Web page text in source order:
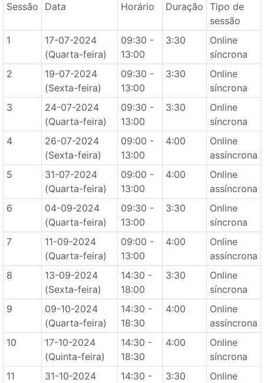
Sessão
Data Horário Duração Tipo de
sessão
1
17-07-2024
(Quarta-feira)
09:30 -
13:00
3:30
Online
síncrona
2
19-07-2024
(Sexta-feira)
09:30 -
13:00
3:30
Online
síncrona
3
24-07-2024
(Quarta-feira)
09:30 -
13:00
3:30
Online
síncrona
4
26-07-2024
(Sexta-feira)
09:00 -
13:00
4:00
Online
assíncrona
5
31-07-2024
(Quarta-feira)
09:00 -
13:00
4:00
Online
assíncrona
6
04-09-2024
(Quarta-feira)
09:30 -
13:00
3:30
Online
síncrona
7
11-09-2024
(Quarta-feira)
09:00 -
13:00
4:00
Online
assíncrona
8
13-09-2024
(Sexta-feira)
14:30 -
18:00
3:30
Online
síncrona
9
09-10-2024
(Quarta-feira)
14:30 -
18:30
4:00
Online
assíncrona
10
17-10-2024
(Quinta-feira)
14:30 -
18:30
4:00
Online
síncrona
11
31-10-2024
14:30 -
3:30
Online